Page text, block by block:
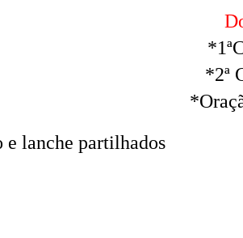
*2ª
lanche partilhados